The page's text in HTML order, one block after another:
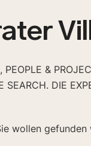
PEOPLE &
DIE
wollen gefunden